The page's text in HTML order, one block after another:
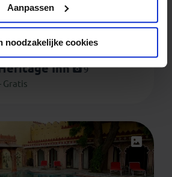
Aanpassen
noodzakelijke cookies
Inn
9
Gratis